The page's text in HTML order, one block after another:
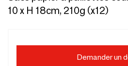
10 x H 18cm, 210g (x12)
Demander un